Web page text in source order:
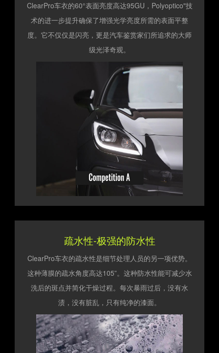
ClearPro车衣的60°表面亮度高达95GU，Polyoptico"技
术的进一步提升确保了增强光学亮度所需的表面平整
度。它不仅仅是闪亮，更是汽车鉴赏家们所追求的大师
级光泽奇观。
疏水性-极强的防水性
ClearPro车衣的疏水性是细节处理人员的另一项优势。
这种薄膜的疏水角度高达105”。这种防水性能可减少水
洗后的斑点并简化干燥过程。每次暴雨过后，没有水
渍，没有脏乱，只有纯净的漆面。